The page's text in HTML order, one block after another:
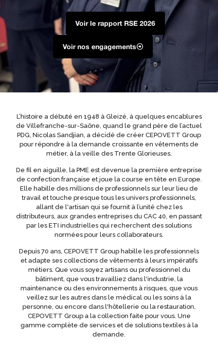
Voir le rapport RSE 2026
Voir nos engagements
L’histoire a débuté en 1948 à Gleizé, à quelques encablures
de Villefranche-sur-Saône, quand le grand père de l’actuel
PDG, Nicolas Sandjian, a décidé de créer CEPOVETT Group
pour répondre à la demande croissante en vêtements de
métier, à la veille des Trente Glorieuses.
De fil en aiguille, la PME est devenue la première entreprise
de confection française et joue la course en tête en Europe.
Elle habille des millions de professionnels sur leur lieu de
travail et touche presque tous les univers professionnels,
allant de l'artisan qui se fournit à l’unité chez les
distributeurs, aux grandes entreprises du CAC 40, en passant
par les ETI industrielles qui recherchent des solutions
normées pour leurs collaborateurs.
Depuis 70 ans, CEPOVETT Group habille les professionnels
et adapte ses collections de vêtements à leurs impératifs
métiers. Que vous soyez artisans ou professionnel du
bâtiment, que vous travailliez dans l'industrie, la
maintenance ou des environnements à risques, que vous
veillez sur les autres dans le médical ou les soins à la
personne, ou encore dans l'hôtellerie ou la restauration,
CEPOVETT Group a la collection faite pour vous. Une
gamme complète de services et de solutions textiles à la
demande.